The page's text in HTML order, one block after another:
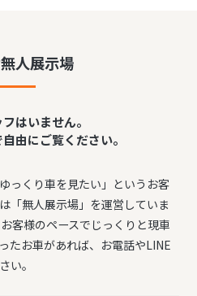
人展示場
はいません。
由にご覧ください。
っくり車を見たい」というお客
「無人展示場」を運営していま
客様のペースでじっくりと現車
たお車があれば、お電話やLINE
い。